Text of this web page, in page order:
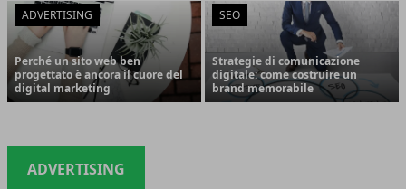
ADVERTISING
Perché un sito web ben
progettato è ancora il cuore del
digital marketing
SEO
Strategie di comunicazione
digitale: come costruire un
brand memorabile
ADVERTISING